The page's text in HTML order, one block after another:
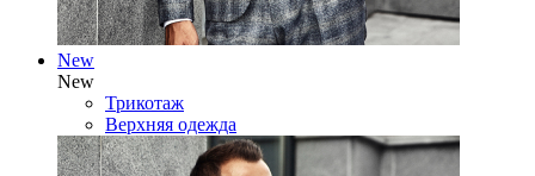
New
New
Трикотаж
Верхняя одежда